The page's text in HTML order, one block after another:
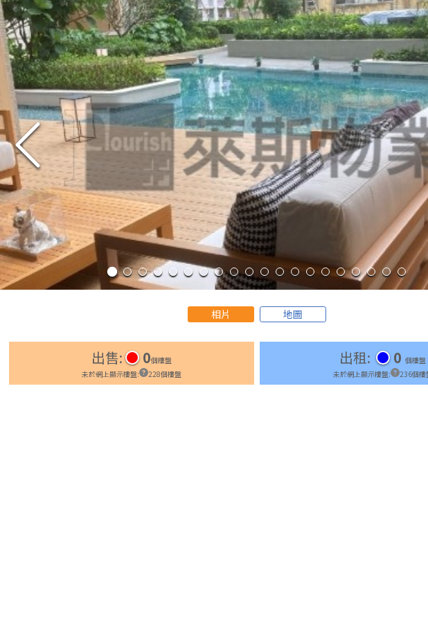
出售 出租 免佣租盤 一手新
相片 地圖
出售: 0個樓盤
未於網上顯示樓盤: 228個樓盤
出租: 0 個樓盤
未於網上顯示樓盤: 236個樓